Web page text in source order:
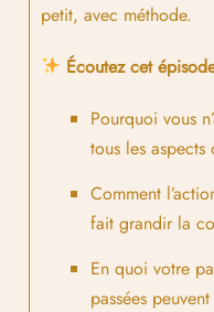
petit, avec méthode.
Écoutez cet
Pourquoi vous
tous les
Comment
fait grandir la
En quoi votre
passées